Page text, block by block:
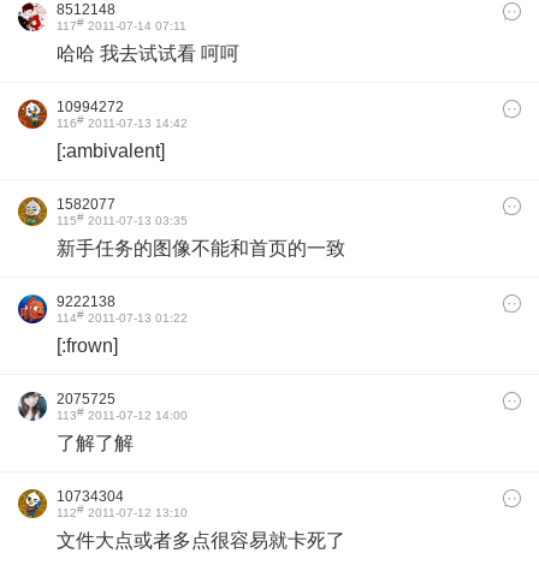
8512148
117# 2011-07-14 07:11
哈哈 我去试试看 呵呵
10994272
116# 2011-07-13 14:42
[:ambivalent]
1582077
115# 2011-07-13 03:35
新手任务的图像不能和首页的一致
9222138
114# 2011-07-13 01:22
[:frown]
2075725
113# 2011-07-12 14:00
了解了解
10734304
112# 2011-07-12 13:10
文件大点或者多点很容易就卡死了